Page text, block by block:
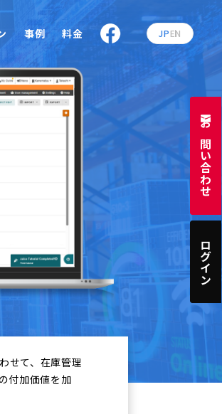
事例 料金 JPEN
せて、在庫管理
付加価値を加
お問い合わせ
ログイン